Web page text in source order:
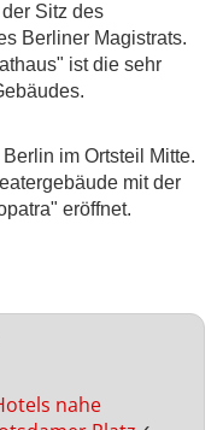
Sitz des
Berliner Magistrats.
ist die sehr
im Ortsteil Mitte.
mit der
eröffnet.
nahe